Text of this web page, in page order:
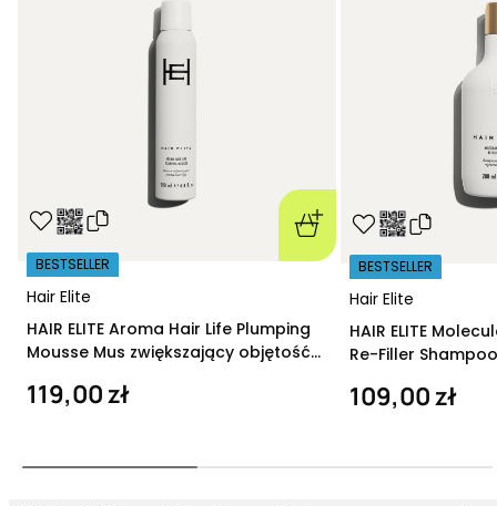
Hair Elite
BESTSELLER
HAIR ELITE Aroma Hair Life Plumping
Mousse Mus zwiększający objętość
119,00 zł
Hair Elite
BESTSELLER
HAIR ELITE
Re-Filler
109,00 zł